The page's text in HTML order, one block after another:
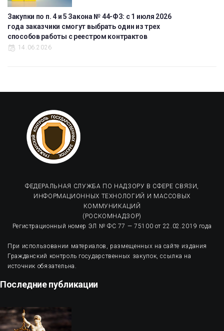
Закупки по п. 4 и 5 Закона № 44-ФЗ: с 1 июля 2026
года заказчики смогут выбрать один из трех
способов работы с реестром контрактов
14.06.2026
ФЕДЕРАЛЬНАЯ СЛУЖБА ПО НАДЗОРУ В СФЕРЕ СВЯЗИ,
ИНФОРМАЦИОННЫХ ТЕХНОЛОГИЙ И МАССОВЫХ
КОММУНИКАЦИЙ
(РОСКОМНАДЗОР)
Регистрационный номер ЭЛ № ФС 77 — 75100 от 22.02.2019 года
При использовании материалов, размещенных на сайте издания
Гражданский контроль государственных закупок, ссылка на
источник обязательна.
Последние публикации